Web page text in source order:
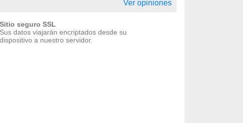
Ver opiniones
Sitio seguro SSL
Sus datos viajarán encriptados desde su
dispositivo a nuestro servidor.